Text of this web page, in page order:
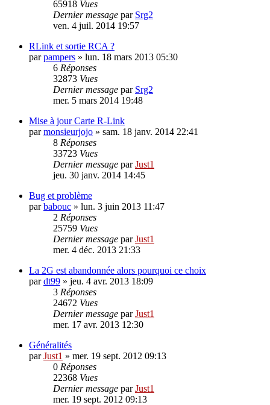
65918 Vues
Dernier message par Srg2
ven. 4 juil. 2014 19:57
RLink et sortie RCA ?
parpampers » lun. 18 mars 2013 05:30
6 Réponses
32873 Vues
Dernier message par Srg2
mer. 5 mars 2014 19:48
Mise à jour Carte R-Link
parmonsieurjojo » sam. 18 janv. 2014 22:41
8 Réponses
33723 Vues
Dernier message parJust1
jeu. 30 janv. 2014 14:45
Bug et problème
parbabouc » lun. 3 juin 2013 11:47
2 Réponses
25759 Vues
Dernier message parJust1
mer. 4 déc. 2013 21:33
La 2G est abandonnée alors pourquoi ce choix
pardt99 » jeu. 4 avr. 2013 18:09
3 Réponses
24672 Vues
Dernier message parJust1
mer. 17 avr. 2013 12:30
Généralités
parJust1 » mer. 19 sept. 2012 09:13
0 Réponses
22368 Vues
Dernier message parJust1
mer. 19 sept. 2012 09:13